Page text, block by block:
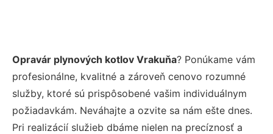
Opravár plynových kotlov Vrakuňa? Ponúkame vám
profesionálne, kvalitné a zároveň cenovo rozumné
služby, ktoré sú prispôsobené vašim individuálnym
požiadavkám. Neváhajte a ozvite sa nám ešte dnes.
Pri realizácií služieb dbáme nielen na precíznosť a